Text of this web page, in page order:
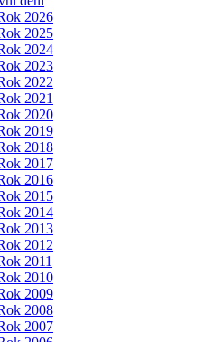
2026
2025
2024
2023
2022
2021
2020
2019
2018
2017
2016
2015
2014
2013
2012
2011
2010
2009
2008
2007